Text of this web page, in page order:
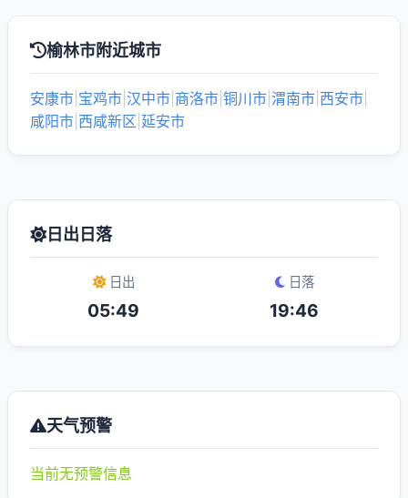
榆林市附近城市
安康市 宝鸡市 汉中市 商洛市 铜川市 渭南市 西安市
咸阳市 西咸新区 延安市
日出日落
日出
05:49
日落
19:46
天气预警
当前无预警信息